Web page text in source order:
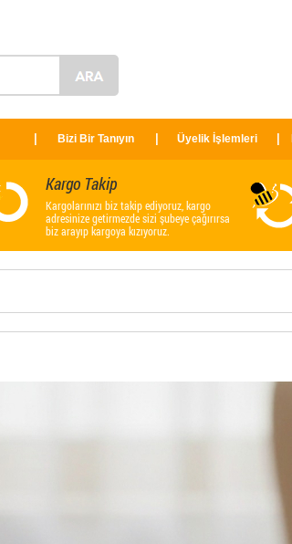
Bizi Bir Tanıyın Üyelik İşlemleri
Kargo Takip
Kargolarınızı biz takip ediyoruz, kargo
adresinize getirmezde sizi şubeye çağırırsa
biz arayıp kargoya kızıyoruz.